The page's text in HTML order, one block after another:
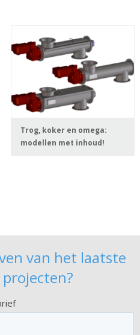
Trog, koker en omega:
modellen met inhoud!
van het laatste